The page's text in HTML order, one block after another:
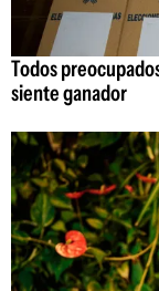
Todos
siente ganador